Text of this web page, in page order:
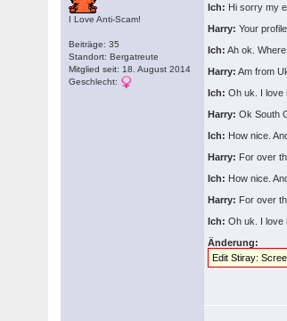
I Love Anti-Scam!
Beiträge: 35
Standort: Bergatreute
Mitglied seit: 18. August 2014
Geschlecht:
Ich: Hi sorry my
Harry: Your
Ich: Ah ok.
Harry: Am from
Ich: Oh uk. I love
Harry: Ok South
Ich: How nice.
Harry: For over
Ich: How nice.
Harry: For over
Ich: Oh uk. I love
Änderung:
Edit Stiray: